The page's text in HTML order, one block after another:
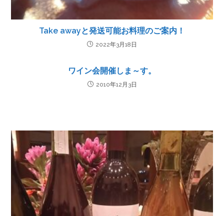
Take awayと発送可能お料理のご案内！
2022年3月18日
ワイン会開催しま～す。
2010年12月3日